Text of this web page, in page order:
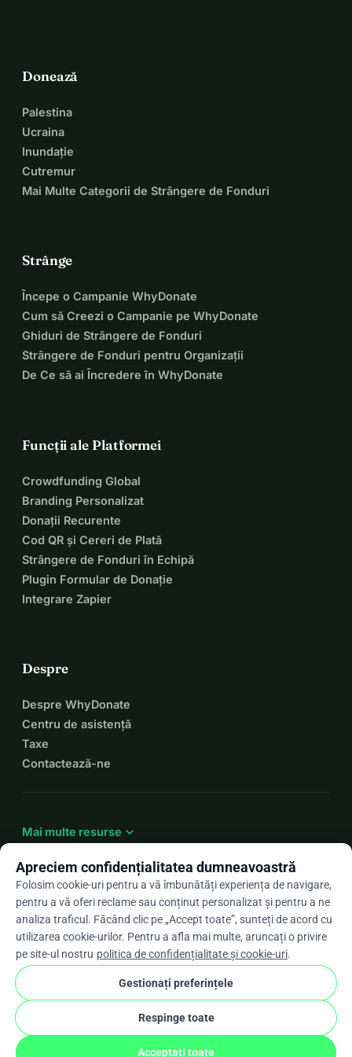
Donează
Palestina
Ucraina
Inundație
Cutremur
Mai Multe Categorii de Strângere de Fonduri
Strânge
Începe o Campanie WhyDonate
Cum să Creezi o Campanie pe WhyDonate
Ghiduri de Strângere de Fonduri
Strângere de Fonduri pentru Organizații
De Ce să ai Încredere în WhyDonate
Funcții ale Platformei
Crowdfunding Global
Branding Personalizat
Donații Recurente
Cod QR și Cereri de Plată
Strângere de Fonduri în Echipă
Plugin Formular de Donație
Integrare Zapier
Despre
Despre WhyDonate
Centru de asistență
Taxe
Contactează-ne
Mai multe resurse expand_more
Roarrow_drop_down
★★★★★4,9 / 5 pe baza a peste 500 de recenzii
WhyDonate
Confidențialitate și cookie-uri
Termeni și condiții
Setările pentru cookie-uri
stripe checkPartener Verificat
Apreciem confidențialitatea dumneavoastră
Folosim cookie-uri pentru a vă îmbunătăți experiența de navigare,
pentru a vă oferi reclame sau conținut personalizat și pentru a ne
analiza traficul. Făcând clic pe „Accept toate”, sunteți de acord cu
utilizarea cookie-urilor. Pentru a afla mai multe, aruncați o privire
pe site-ul nostru politica de confidențialitate și cookie-uri.
Gestionați preferințele
Respinge toate
Acceptați toate